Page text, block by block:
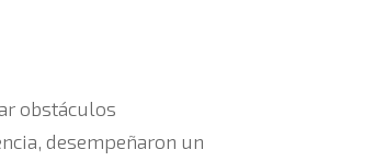
obstáculos
desempeñaron un